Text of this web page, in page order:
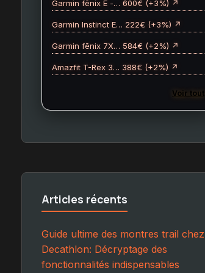
Garmin fēnix E -… 600€ (+3%) ↗
Garmin Instinct E… 222€ (+3%) ↗
Garmin fēnix 7X… 584€ (+2%) ↗
Amazfit T-Rex 3… 388€ (+2%) ↗
Voir tout
Articles récents
Guide ultime des montres trail chez
Decathlon: Décryptage des
fonctionnalités indispensables